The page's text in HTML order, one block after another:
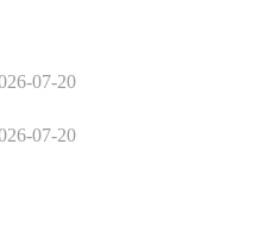
07-20
07-20